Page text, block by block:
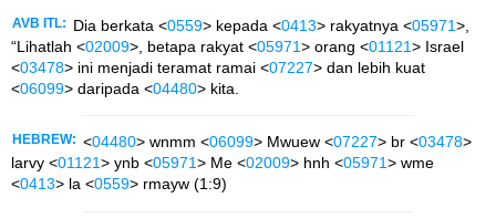
AVB ITL: Dia berkata <0559> kepada <0413> rakyatnya <05971>,
“Lihatlah <02009>, betapa rakyat <05971> orang <01121> Israel
<03478> ini menjadi teramat ramai <07227> dan lebih kuat
<06099> daripada <04480> kita.
HEBREW: <04480> wnmm <06099> Mwuew <07227> br <03478>
larvy <01121> ynb <05971> Me <02009> hnh <05971> wme
<0413> la <0559> rmayw (1:9)